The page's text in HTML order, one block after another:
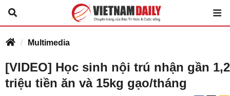
Multimedia
[VIDEO] Học sinh nội trú nhận gần 1,2
triệu tiền ăn và 15kg gạo/tháng